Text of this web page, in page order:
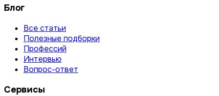
Блог
Все статьи
Полезные подборки
Профессий
Интервью
Вопрос-ответ
Сервисы